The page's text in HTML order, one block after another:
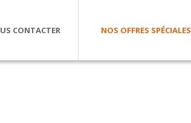
CONTACTER NOS OFFRES SPÉCIALES